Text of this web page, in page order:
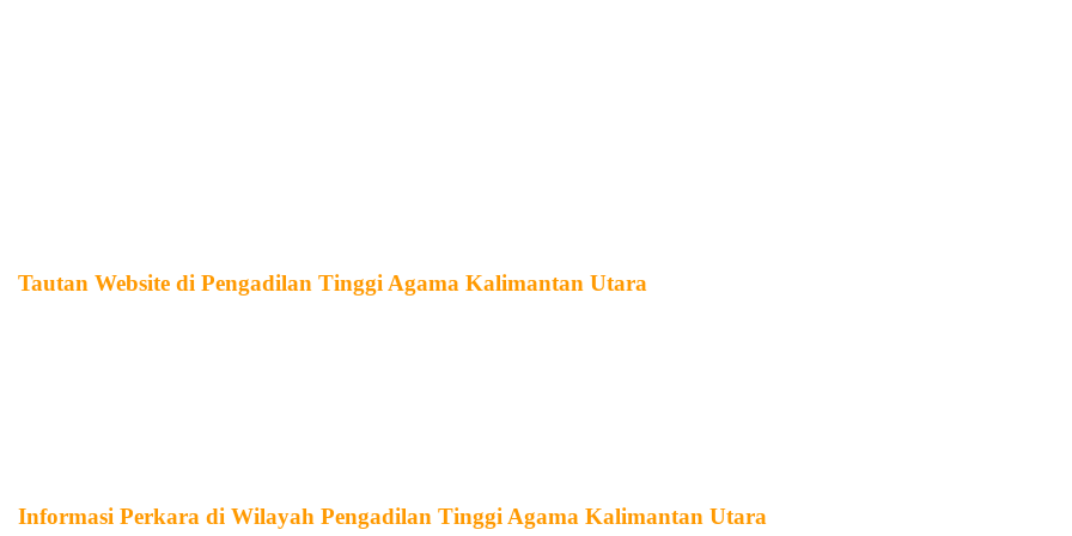
Tautan Website di Pengadilan Tinggi Agama Kalimantan Utara
Informasi Perkara di Wilayah Pengadilan Tinggi Agama Kalimantan Utara